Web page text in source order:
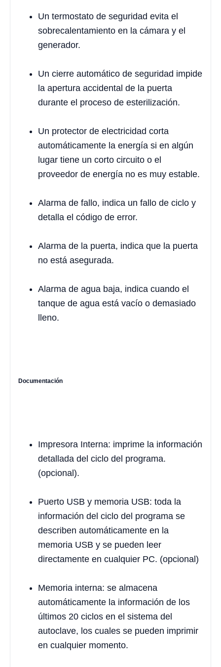
Un termostato de seguridad evita el
sobrecalentamiento en la cámara y el
generador.
Un cierre automático de seguridad impide
la apertura accidental de la puerta
durante el proceso de esterilización.
Un protector de electricidad corta
automáticamente la energía si en algún
lugar tiene un corto circuito o el
proveedor de energía no es muy estable.
Alarma de fallo, indica un fallo de ciclo y
detalla el código de error.
Alarma de la puerta, indica que la puerta
no está asegurada.
Alarma de agua baja, indica cuando el
tanque de agua está vacío o demasiado
lleno.
Documentación
Impresora Interna: imprime la información
detallada del ciclo del programa.
(opcional).
Puerto USB y memoria USB: toda la
información del ciclo del programa se
describen automáticamente en la
memoria USB y se pueden leer
directamente en cualquier PC. (opcional)
Memoria interna: se almacena
automáticamente la información de los
últimos 20 ciclos en el sistema del
autoclave, los cuales se pueden imprimir
en cualquier momento.